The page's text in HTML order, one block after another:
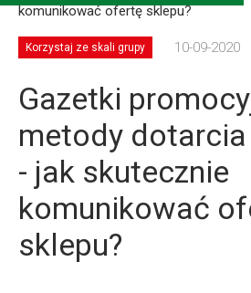
komunikować ofertę sklepu?
Korzystaj ze skali grupy 10-09-2020
Gazetki
metody
- jak skutecznie
komunikować
sklepu?